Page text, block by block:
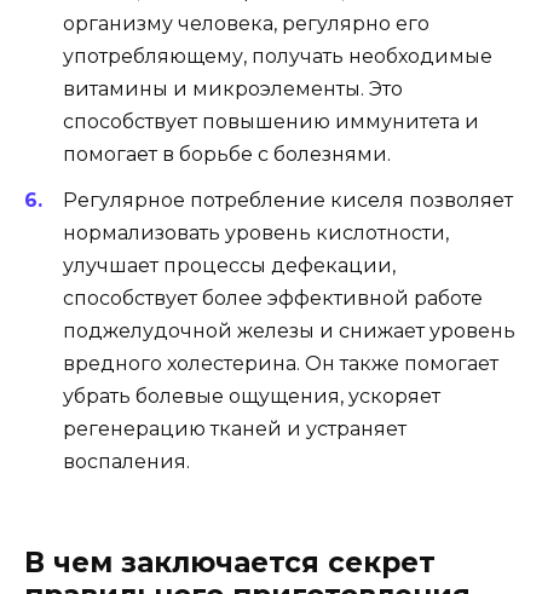
организму человека, регулярно его
употребляющему, получать необходимые
витамины и микроэлементы. Это
способствует повышению иммунитета и
помогает в борьбе с болезнями.
Регулярное потребление киселя позволяет
нормализовать уровень кислотности,
улучшает процессы дефекации,
способствует более эффективной работе
поджелудочной железы и снижает уровень
вредного холестерина. Он также помогает
убрать болевые ощущения, ускоряет
регенерацию тканей и устраняет
воспаления.
В чем заключается секрет